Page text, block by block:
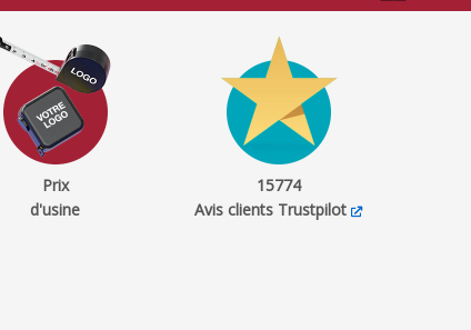
Prix
d'usine
15774
Avis clients Trustpilot